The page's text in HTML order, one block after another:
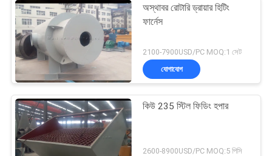
অস্থাবর রোটারি ড্রায়ার হিটিং
ফার্নেস
2100-7900USD/PC MOQ:1 সেট
যোগাযোগ
কিউ 235 স্টিল ফিডিং হপার
2600-8900USD/PC MOQ:5 পিসি